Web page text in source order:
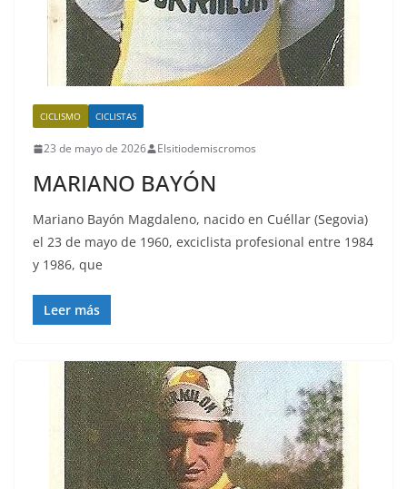
CICLISMO CICLISTAS
23 de mayo de 2026 Elsitiodemiscromos
MARIANO BAYÓN
Mariano Bayón Magdaleno, nacido en Cuéllar (Segovia)
el 23 de mayo de 1960, exciclista profesional entre 1984
y 1986, que
Leer más